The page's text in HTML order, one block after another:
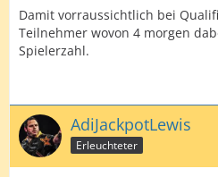
Damit vorraussichtlich bei
Teilnehmer wovon 4 morgen
Spielerzahl.
AdiJackpotLewis
Erleuchteter